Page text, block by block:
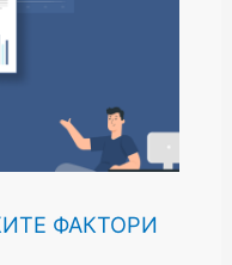
ФАКТОРИ